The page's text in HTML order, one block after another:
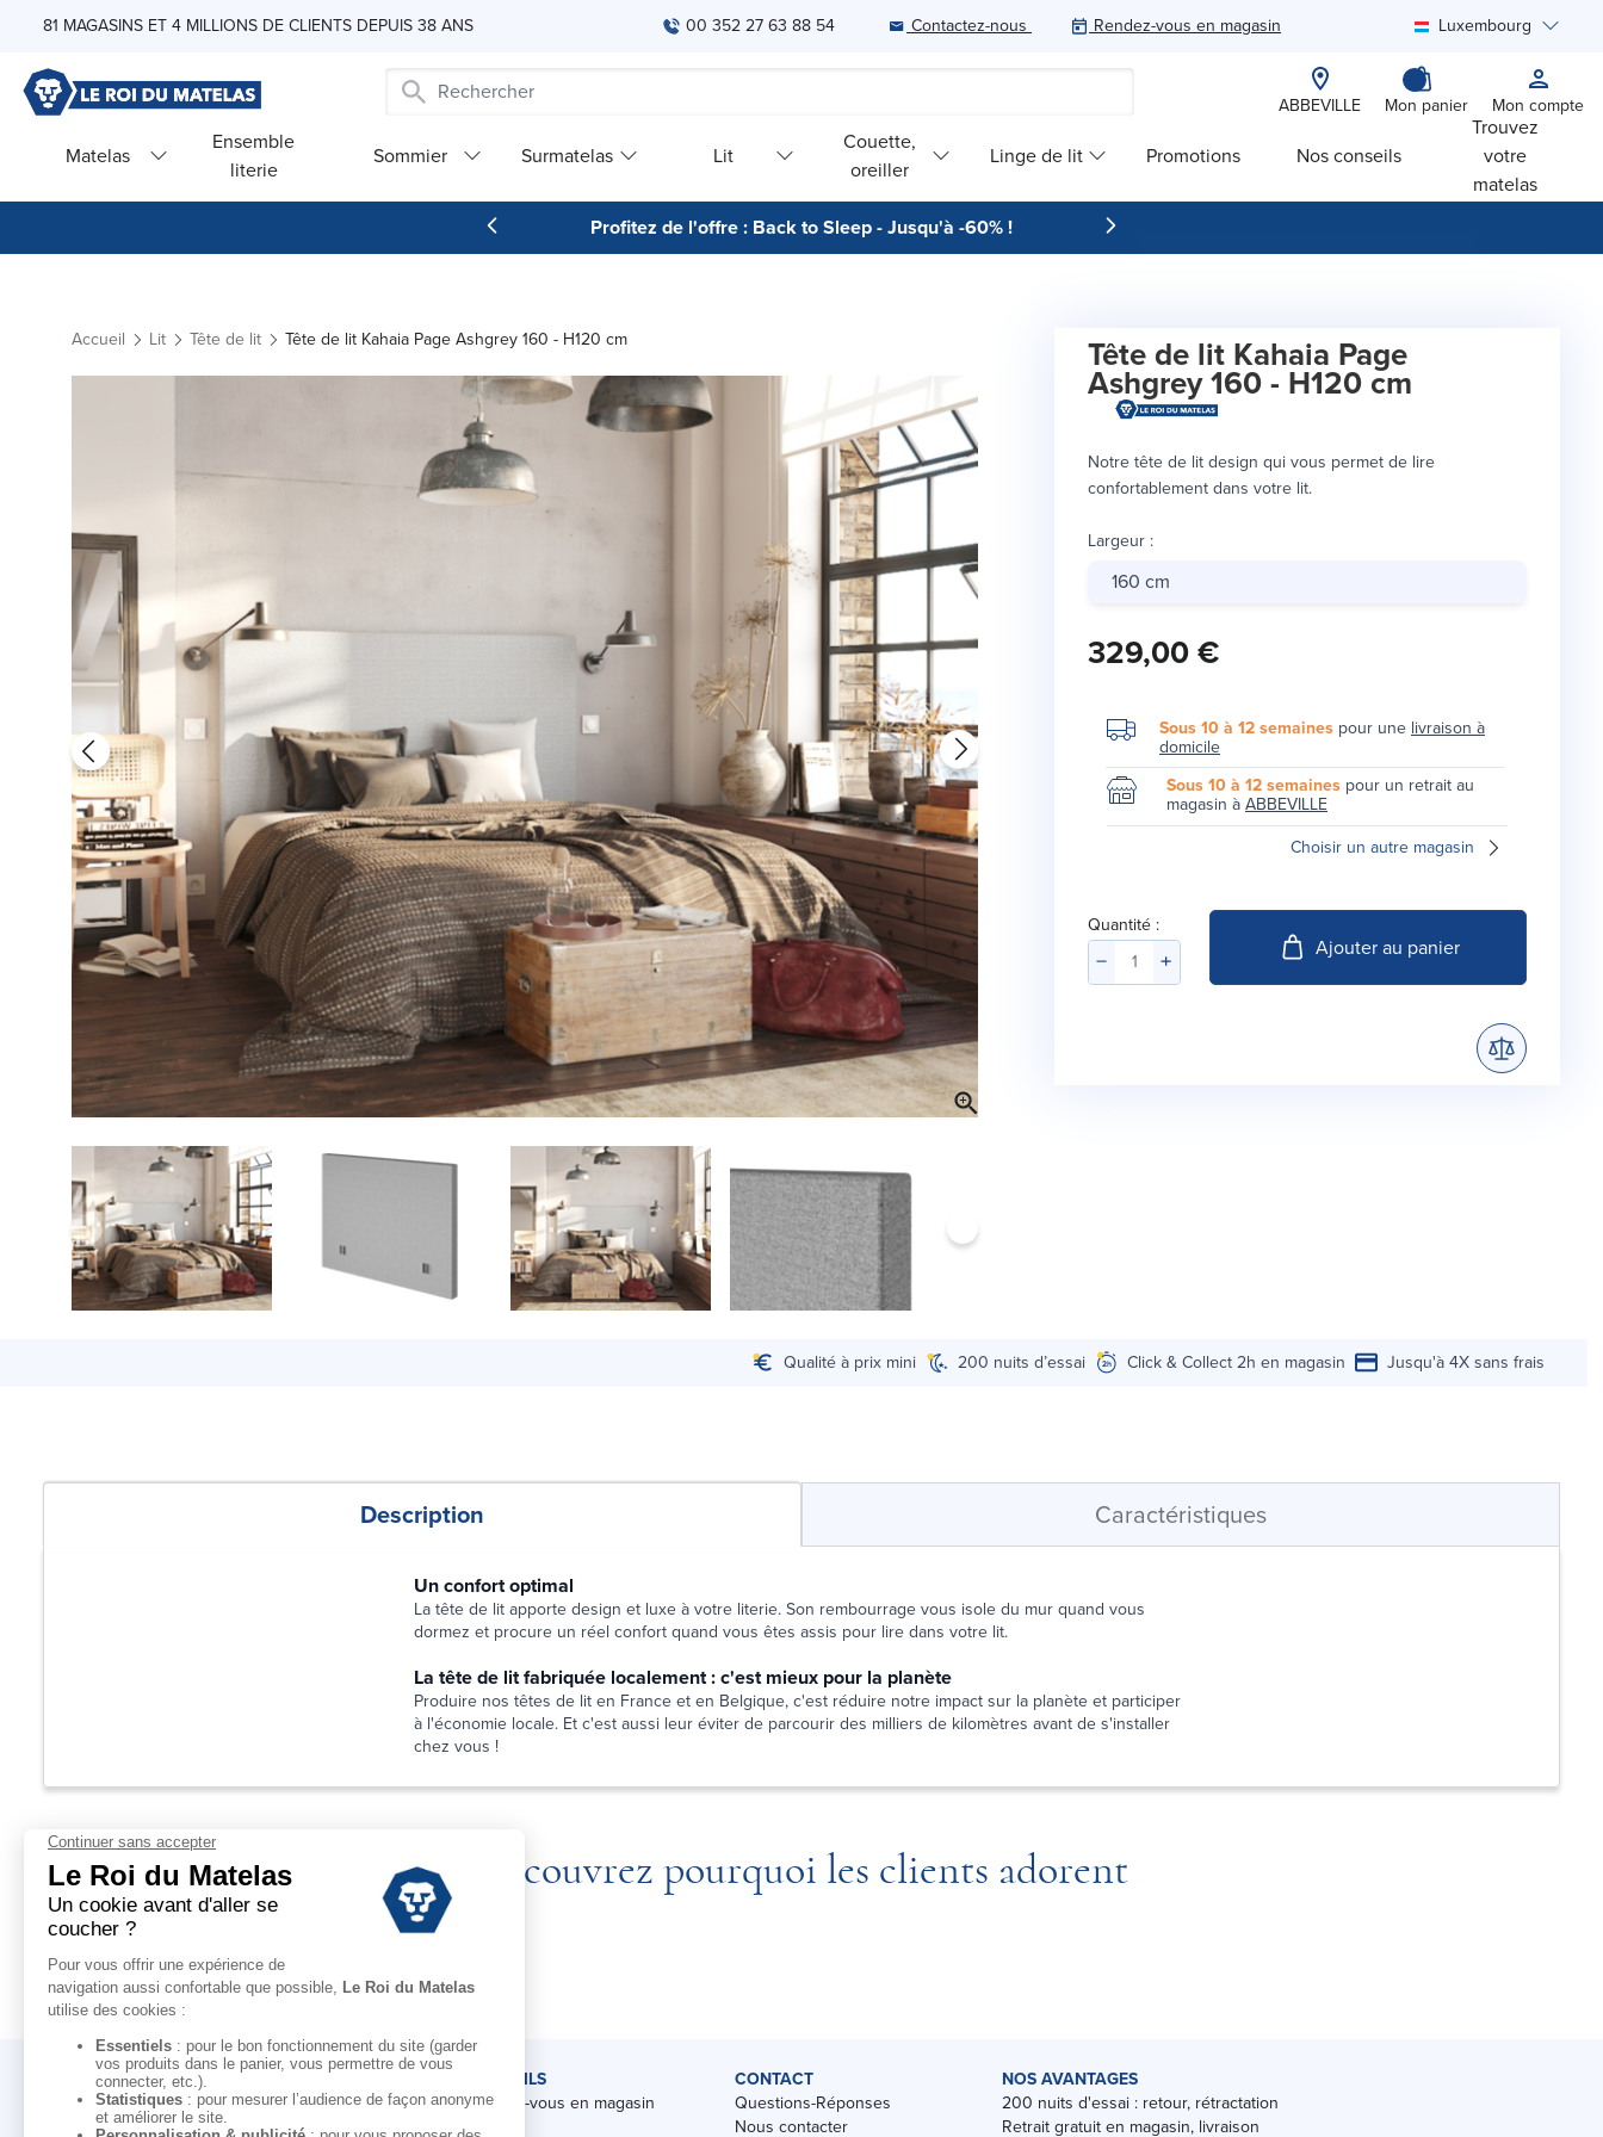
Skip to Content
81 MAGASINS ET 4 MILLIONS DE CLIENTS DEPUIS 38 ANS 00 352 27 63 88 54 Contactez-nous Rendez-vous en magasin Luxembourg
ABBEVILLE Mon panier Mon compte
Matelas
Ensemble
literie
Sommier Surmatelas Lit
Couette,
oreiller
Linge de lit Promotions Nos conseils
Trouvez
votre
matelas
Profitez de l'offre : Back to Sleep - Jusqu'à -60% !
Accueil Lit Tête de lit Tête de lit Kahaia Page Ashgrey 160 - H120 cm Tête de lit Kahaia Page
Ashgrey 160 - H120 cm
Notre tête de lit design qui vous permet de lire
confortablement dans votre lit.
Largeur :
160 cm
329,00 €
Sous 10 à 12 semaines pour unelivraison à
domicile
Sous 10 à 12 semaines pour un retrait au
magasin àABBEVILLE
Choisir un autre magasin
Quantité :
Ajouter au panier
Qualité à prix mini 200 nuits d’essai Click & Collect 2h en magasin Jusqu'à 4X sans frais
Description Caractéristiques
Un confort optimal
La tête de lit apporte design et luxe à votre literie. Son rembourrage vous isole du mur quand vous
dormez et procure un réel confort quand vous êtes assis pour lire dans votre lit.
La tête de lit fabriquée localement : c'est mieux pour la planète
Produire nos têtes de lit en France et en Belgique, c'est réduire notre impact sur la planète et participer
à l'économie locale. Et c'est aussi leur éviter de parcourir des milliers de kilomètres avant de s'installer
chez vous !
Découvrez pourquoi les clients adorent
LE ROI DU MATELAS
Notre histoire
Notre savoir-faire
CONSEILS
Rendez-vous en magasin
CONTACT
Questions-Réponses
Nous contacter
NOS AVANTAGES
200 nuits d'essai : retour, rétractation
Retrait gratuit en magasin, livraison